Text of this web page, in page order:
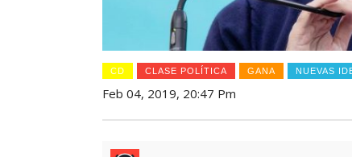
CD CLASE POLÍTICA GANA NUEVAS
Feb 04, 2019, 20:47 Pm